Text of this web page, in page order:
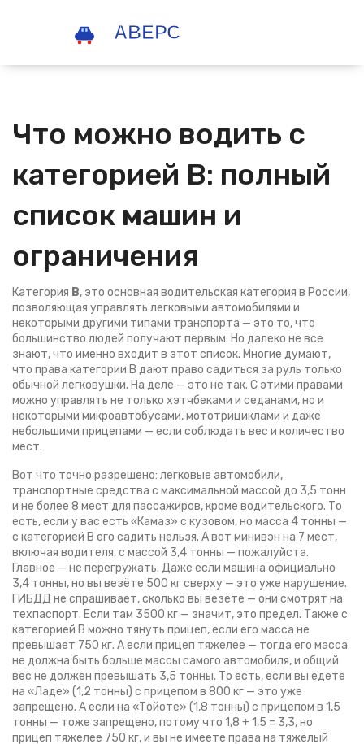
Что можно водить с
категорией В: полный
список машин и
ограничения
Категория В, это основная водительская категория в России,
позволяющая управлять легковыми автомобилями и
некоторыми другими типами транспорта — это то, что
большинство людей получают первым. Но далеко не все
знают, что именно входит в этот список. Многие думают,
что права категории В дают право садиться за руль только
обычной легковушки. На деле — это не так. С этими правами
можно управлять не только хэтчбеками и седанами, но и
некоторыми микроавтобусами, мототрициклами и даже
небольшими прицепами — если соблюдать вес и количество
мест.
Вот что точно разрешено: легковые автомобили,
транспортные средства с максимальной массой до 3,5 тонн
и не более 8 мест для пассажиров, кроме водительского. То
есть, если у вас есть «Камаз» с кузовом, но масса 4 тонны —
с категорией В его садить нельзя. А вот минивэн на 7 мест,
включая водителя, с массой 3,4 тонны — пожалуйста.
Главное — не перегружать. Даже если машина официально
3,4 тонны, но вы везёте 500 кг сверху — это уже нарушение.
ГИБДД не спрашивает, сколько вы везёте — они смотрят на
техпаспорт. Если там 3500 кг — значит, это предел. Также с
категорией В можно тянуть прицеп,если его масса не
превышает 750 кг. А если прицеп тяжелее — тогда его масса
не должна быть больше массы самого автомобиля, и общий
вес не должен превышать 3,5 тонны. То есть, если вы едете
на «Ладе» (1,2 тонны) с прицепом в 800 кг — это уже
запрещено. А если на «Тойоте» (1,8 тонны) с прицепом в 1,5
тонны — тоже запрещено, потому что 1,8 + 1,5 = 3,3, но
прицеп тяжелее 750 кг, и вы не имеете права на тяжёлый